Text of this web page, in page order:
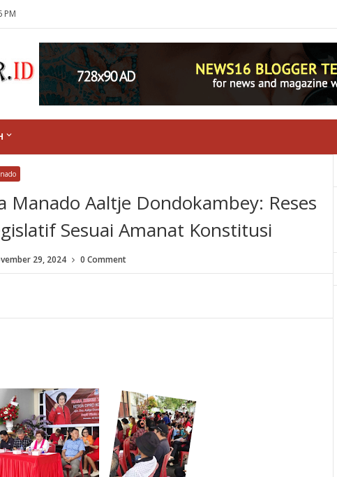
PM
keyboard_arrow_down
Manado Aaltje Dondokambey: Reses
Sesuai Amanat Konstitusi
29, 2024 0 Comment